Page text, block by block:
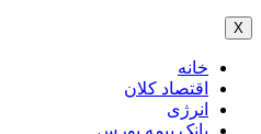
X
خانه
اقتصاد کلان
انرژی
بانک بیمه بورس